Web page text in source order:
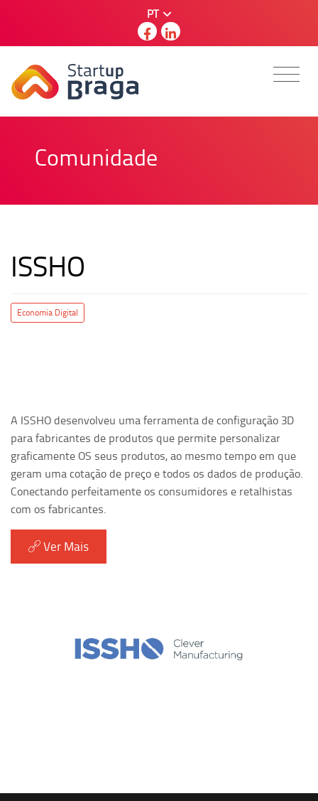
PT
Comunidade
ISSHO
Economia Digital
A ISSHO desenvolveu uma ferramenta de configuração 3D
para fabricantes de produtos que permite personalizar
graficamente OS seus produtos, ao mesmo tempo em que
geram uma cotação de preço e todos os dados de produção.
Conectando perfeitamente os consumidores e retalhistas
com os fabricantes.
Ver Mais